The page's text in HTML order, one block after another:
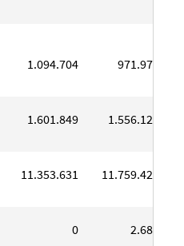
1.094.704 971.975
1.601.849 1.556.124
11.353.631 11.759.425
0 2.682